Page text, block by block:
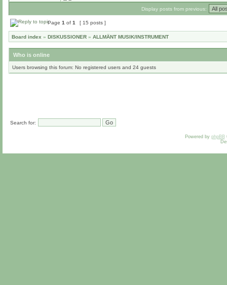
Display posts from previous:
Page 1 of 1 [ 15 posts ]
Board index » DISKUSSIONER » ALLMÄNT MUSIK/INSTRUMENT
Who is online
Users browsing this forum: No registered users and 24 guests
Search for:
Powered by phpBB